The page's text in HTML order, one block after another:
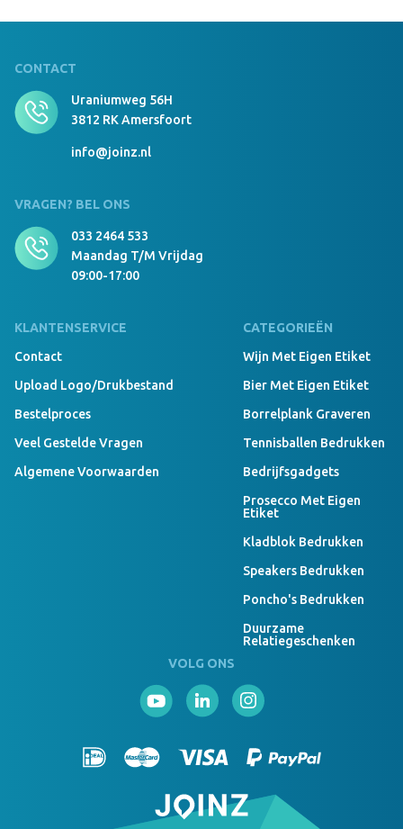
CONTACT
Uraniumweg 56H
3812 RK Amersfoort
info@joinz.nl
VRAGEN? BEL ONS
033 2464 533
Maandag T/m Vrijdag
09:00-17:00
KLANTENSERVICE
Contact
Upload Logo/drukbestand
Bestelproces
Veel Gestelde Vragen
Algemene Voorwaarden
CATEGORIEËN
Wijn Met Eigen Etiket
Bier Met Eigen Etiket
Borrelplank Graveren
Tennisballen Bedrukken
Bedrijfsgadgets
Prosecco Met Eigen
Etiket
Kladblok Bedrukken
Speakers Bedrukken
Poncho's Bedrukken
Duurzame
Relatiegeschenken
VOLG ONS